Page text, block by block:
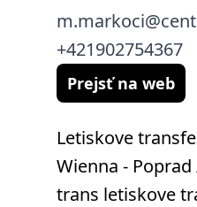
+421902754367
Prejsť na web
Letiskove
Wienna -
trans letiskove